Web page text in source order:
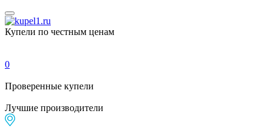
Купели по честным ценам
0
Проверенные купели
Лучшие производители